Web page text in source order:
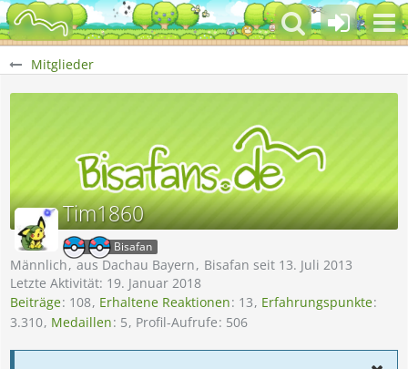
Mitglieder
Tim1860
Bisafan
Männlich aus Dachau Bayern
Bisafan seit 13. Juli 2013
Letzte Aktivität: 19. Januar 2018
Beiträge 108 Erhaltene Reaktionen 13 Erfahrungspunkte
3.310 Medaillen 5 Profil-Aufrufe 506